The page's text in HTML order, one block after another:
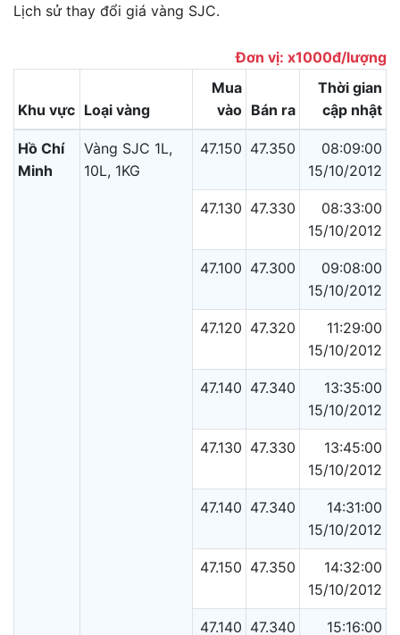
Lịch sử thay đổi giá vàng SJC.
Đơn vị: x1000đ/lượng
Khu vực Loại vàng
Mua
vào Bán ra
Thời gian
cập nhật
Hồ Chí
Minh
Vàng SJC 1L,
10L, 1KG
47.150 47.350
08:09:00
15/10/2012
47.130 47.330
08:33:00
15/10/2012
47.100 47.300
09:08:00
15/10/2012
47.120 47.320
11:29:00
15/10/2012
47.140 47.340
13:35:00
15/10/2012
47.130 47.330
13:45:00
15/10/2012
47.140 47.340
14:31:00
15/10/2012
47.150 47.350
14:32:00
15/10/2012
47.140 47.340 15:16:00